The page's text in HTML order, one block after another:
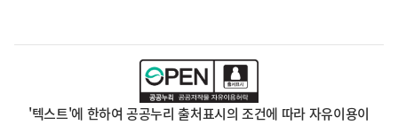
'텍스트'에 한하여 공공누리 출처표시의 조건에 따라 자유이용이